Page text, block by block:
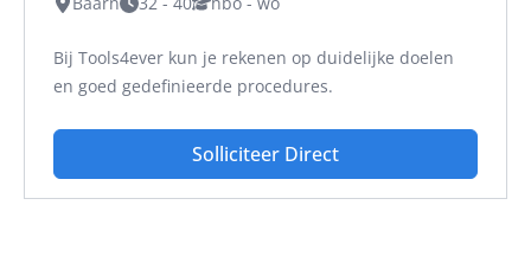
Bij Tools4ever kun je rekenen op duidelijke doelen
en goed gedefinieerde procedures.
Solliciteer Direct